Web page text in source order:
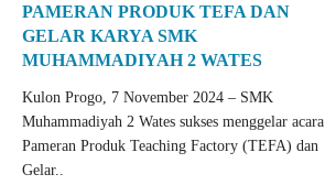
PAMERAN PRODUK TEFA DAN
GELAR KARYA SMK
MUHAMMADIYAH 2 WATES
Kulon Progo, 7 November 2024 – SMK
Muhammadiyah 2 Wates sukses menggelar acara
Pameran Produk Teaching Factory (TEFA) dan
Gelar..